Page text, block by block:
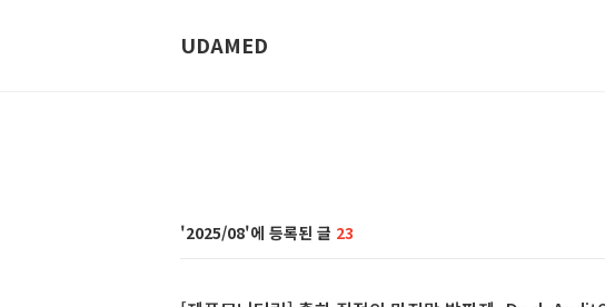
UDAMED
2025/08 23